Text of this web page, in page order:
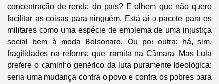
concentração de renda do país? E olhem que não quero
facilitar as coisas para ninguém. Está aí o pacote para os
militares como uma espécie de emblema de uma injustiça
social bem à moda Bolsonaro. Ou por outra: há, sim,
fragilidades na reforma que tramita na Câmara. Mas Lula
prefere o caminho genérico da luta puramente ideológica:
seria uma mudança contra o povo e contra os pobres para